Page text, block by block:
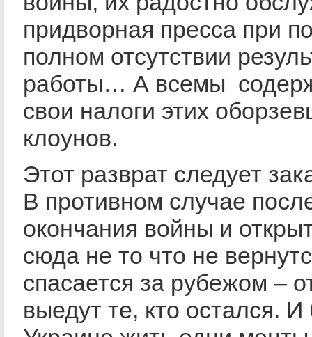
придворная пресса при
полном отсутствии
работы… А всемы
свои налоги этих
клоунов.
Этот разврат следует
В противном случае
окончания войны и
сюда не то что не
спасается за рубежом –
выедут те, кто остался. И